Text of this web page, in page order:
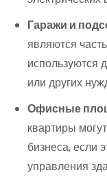
Гаражи и
являются
используются
или других
Офисные
квартиры
бизнеса, если
управления